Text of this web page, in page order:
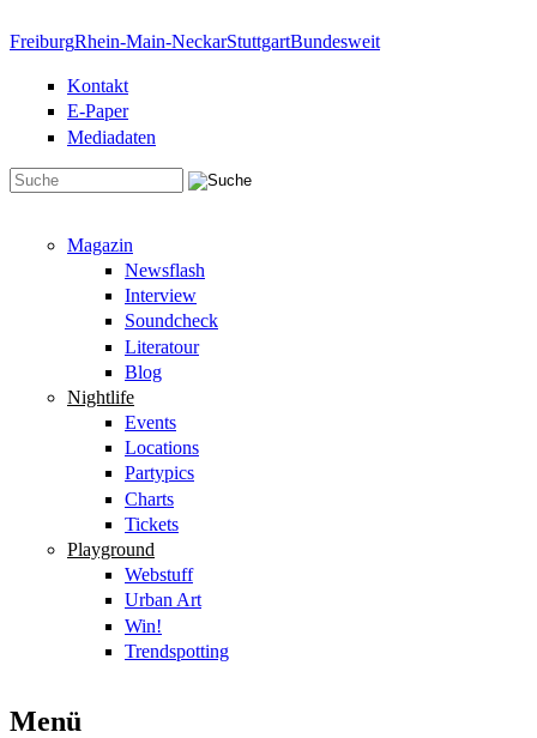
FreiburgRhein-Main-NeckarStuttgartBundesweit
Kontakt
E-Paper
Mediadaten
Magazin
Newsflash
Interview
Soundcheck
Literatour
Blog
Nightlife
Events
Locations
Partypics
Charts
Tickets
Playground
Webstuff
Urban Art
Win!
Trendspotting
Menü